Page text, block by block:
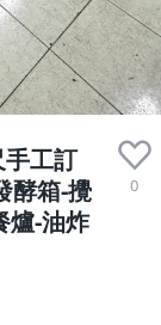
工訂
酵箱-攪
爐-油炸
0